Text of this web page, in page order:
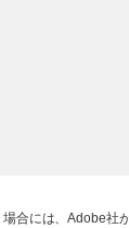
合には、Adobe社